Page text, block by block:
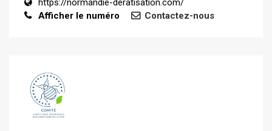
https://normandie-deratisation.com/
Afficher le numéro
Contactez-nous